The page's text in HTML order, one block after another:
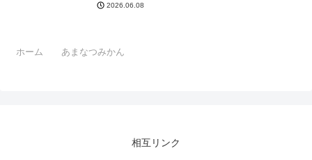
2026.06.08
ホーム あまなつみかん
相互リンク